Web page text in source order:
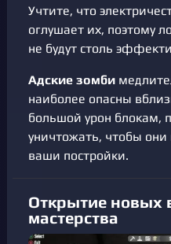
Учтите, что
оглушает их, поэтому
не будут столь
Адские зомби
наиболее опасны
большой урон блокам,
уничтожать, чтобы они
ваши постройки.
Открытие новых
мастерства